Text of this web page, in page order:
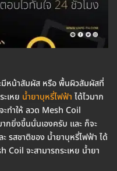
มีหน้าสัมผัส หรือ พื้นผิวสัมผัสที่
เหย น้ำยาบุหรี่ไฟฟ้า ได้ไวมาก
ทำให้ ลวด Mesh Coil
กยิ่งขึ้นนั่นเองครับ และ ก็จะ
รสชาติของ น้ำยาบุหรี่ไฟฟ้า ได้
Coil จะสามารถระเหย น้ำยา